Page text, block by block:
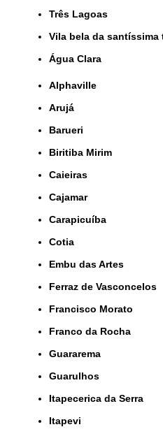
Três Lagoas
Vila bela da
Água Clara
Alphaville
Arujá
Barueri
Biritiba Mirim
Caieiras
Cajamar
Carapicuíba
Cotia
Embu das Artes
Ferraz de Vasconcelos
Francisco Morato
Franco da Rocha
Guararema
Guarulhos
Itapecerica da Serra
Itapevi